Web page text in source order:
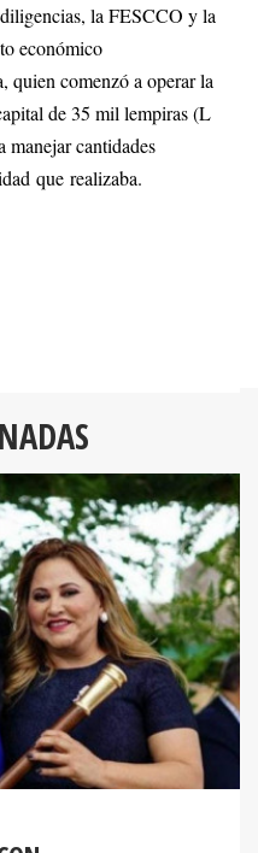
la FESCCO y la
económico
quien comenzó a operar la
de 35 mil lempiras (L
cantidades
que realizaba.